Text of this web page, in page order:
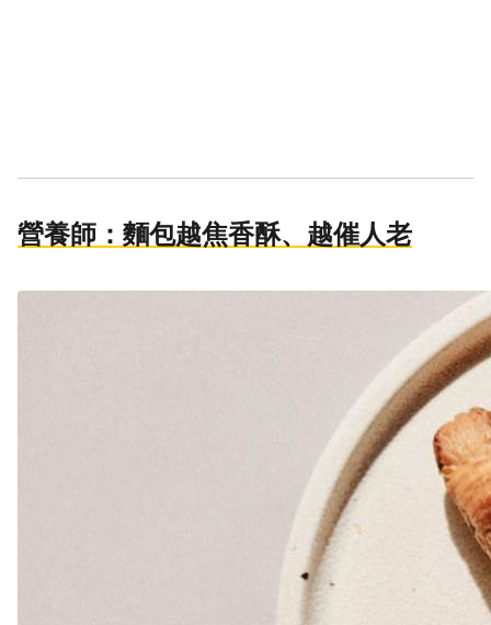
營養師：麵包越焦香酥、越催人老